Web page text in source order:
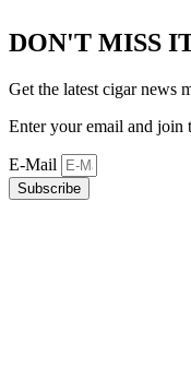
DON'T MISS
Get the latest cigar news
Enter your email and join
E-Mail
Subscribe